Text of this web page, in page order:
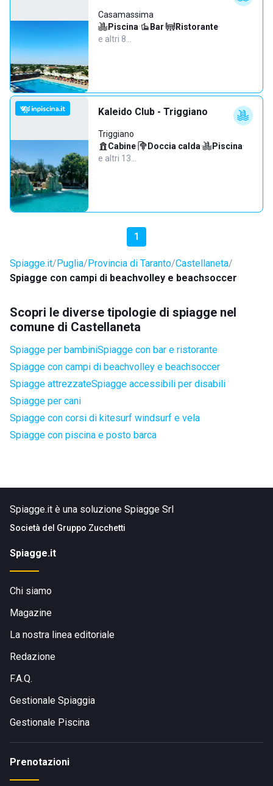
Casamassima
Piscina· Bar· Ristorante·
e altri 8…
Kaleido Club - Triggiano
Triggiano
Cabine· Doccia calda· Piscina·
e altri 13…
1
Spiagge.it Puglia Provincia di Taranto Castellaneta
Spiagge con campi di beachvolley e beachsoccer
Scopri le diverse tipologie di spiagge nel
comune di Castellaneta
Spiagge per bambiniSpiagge con bar e ristorante
Spiagge con campi di beachvolley e beachsoccer
Spiagge attrezzateSpiagge accessibili per disabili
Spiagge per cani
Spiagge con corsi di kitesurf windsurf e vela
Spiagge con piscina e posto barca
Spiagge.it è una soluzione Spiagge Srl
Società del Gruppo Zucchetti
Spiagge.it
Chi siamo
Magazine
La nostra linea editoriale
Redazione
F.A.Q.
Gestionale Spiaggia
Gestionale Piscina
Prenotazioni